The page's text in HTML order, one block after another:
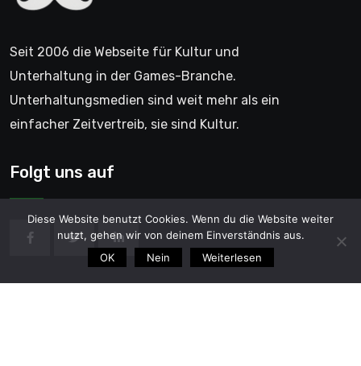
Seit 2006 die Webseite für Kultur und
Unterhaltung in der Games-Branche.
Unterhaltungsmedien sind weit mehr als ein
einfacher Zeitvertreib, sie sind Kultur.
Folgt uns auf
Diese Website benutzt Cookies. Wenn du die Website weiter
nutzt, gehen wir von deinem Einverständnis aus.
OK
Nein Weiterlesen